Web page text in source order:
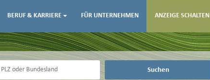
BERUF & KARRIERE FÜR UNTERNEHMEN ANZEIGE SCHALTEN
Suchen